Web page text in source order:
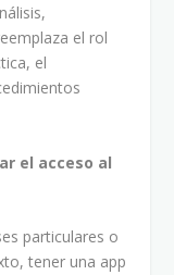
el rol
el
el acceso al
particulares o
tener una app